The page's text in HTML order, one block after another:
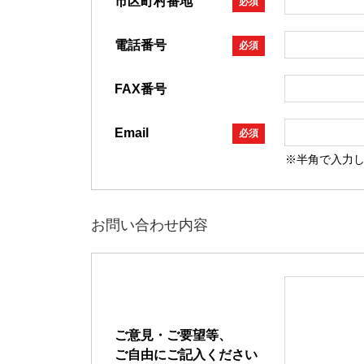
電話番号 必須
FAX番号
Email 必須
※半角で入力し
お問い合わせ内容
ご意見・ご要望等、
ご自由にご記入ください